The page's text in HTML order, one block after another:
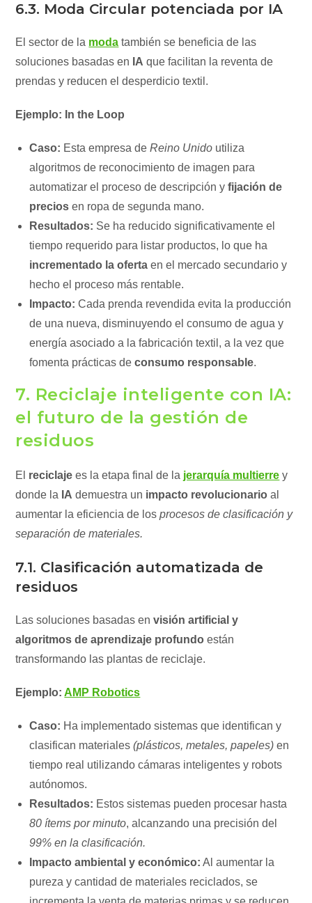
6.3. Moda Circular potenciada por IA
El sector de la moda también se beneficia de las
soluciones basadas en IA que facilitan la reventa de
prendas y reducen el desperdicio textil.
Ejemplo: In the Loop
Caso: Esta empresa deReino Unido utiliza
algoritmos de reconocimiento de imagen para
automatizar el proceso de descripción yfijación de
precios en ropa de segunda mano.
Resultados: Se ha reducido significativamente el
tiempo requerido para listar productos, lo que ha
incrementado la oferta en el mercado secundario y
hecho el proceso más rentable.
Impacto: Cada prenda revendida evita la producción
de una nueva, disminuyendo el consumo de agua y
energía asociado a la fabricación textil, a la vez que
fomenta prácticas deconsumo responsable.
7. Reciclaje inteligente con IA:
el futuro de la gestión de
residuos
El reciclaje es la etapa final de la jerarquía multierre y
donde la IA demuestra un impacto revolucionario al
aumentar la eficiencia de losprocesos de clasificación y
separación de materiales.
7.1. Clasificación automatizada de
residuos
Las soluciones basadas envisión artificial y
algoritmos de aprendizaje profundo están
transformando las plantas de reciclaje.
Ejemplo:AMP Robotics
Caso: Ha implementado sistemas que identifican y
clasifican materiales(plásticos, metales, papeles) en
tiempo real utilizando cámaras inteligentes y robots
autónomos.
Resultados: Estos sistemas pueden procesar hasta
80 ítems por minuto, alcanzando una precisión del
99% en la clasificación.
Impacto ambiental y económico: Al aumentar la
pureza y cantidad de materiales reciclados, se